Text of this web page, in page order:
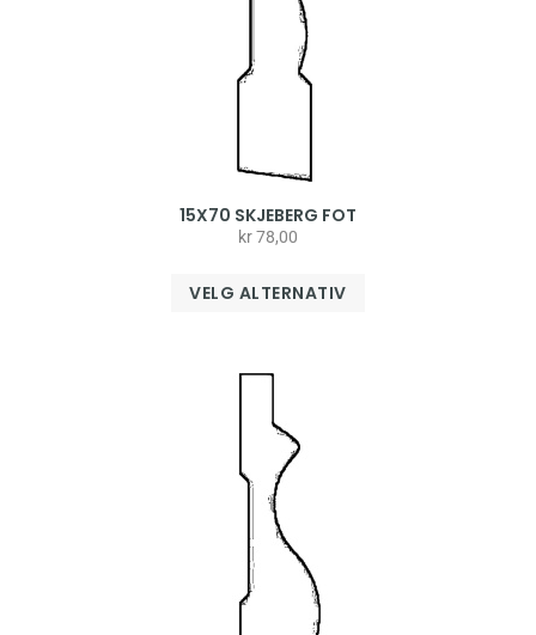
15X70 SKJEBERG FOT
kr78,00
VELG ALTERNATIV